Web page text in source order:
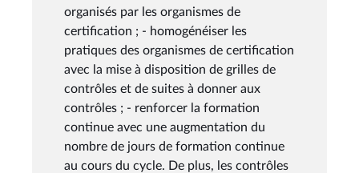
organisés par les organismes de
certification ; - homogénéiser les
pratiques des organismes de certification
avec la mise à disposition de grilles de
contrôles et de suites à donner aux
contrôles ; - renforcer la formation
continue avec une augmentation du
nombre de jours de formation continue
au cours du cycle. De plus, les contrôles